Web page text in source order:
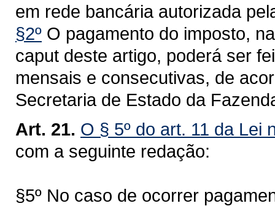
em rede bancária autorizada
§2º O pagamento do imposto,
caput deste artigo, poderá ser
mensais e consecutivas, de
Secretaria de Estado da
Art. 21. O § 5º do art. 11 da Lei
com a seguinte redação:
§5º No caso de ocorrer